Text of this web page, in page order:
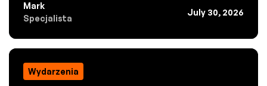
Mark
Specjalista
July 30, 2026
Wydarzenia